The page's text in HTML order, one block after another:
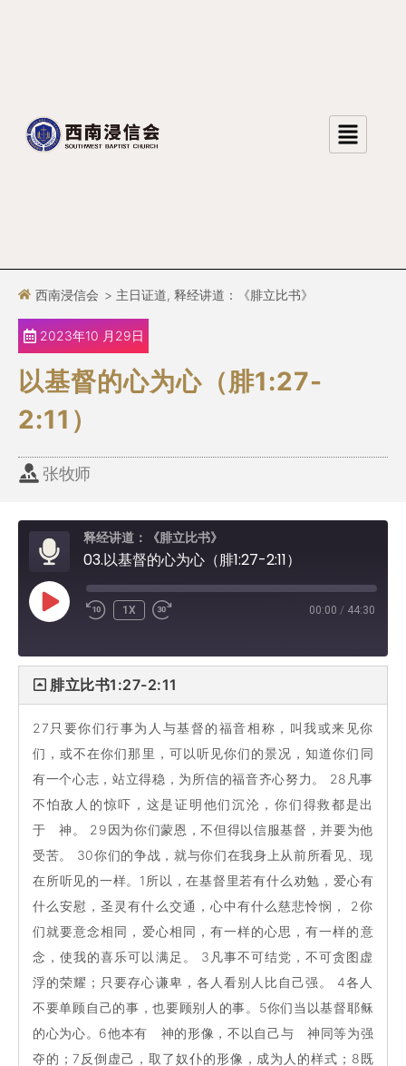
西南浸信会 > 主日证道, 释经讲道：《腓立比书》
2023年10 月29日
以基督的心为心（腓1:27-
2:11）
张牧师
释经讲道：《腓立比书》
03.以基督的心为心（腓1:27-2:11）
1X 00:00 / 44:30
腓立比书1:27-2:11
27只要你们行事为人与基督的福音相称，叫我或来见你
们，或不在你们那里，可以听见你们的景况，知道你们同
有一个心志，站立得稳，为所信的福音齐心努力。 28凡事
不怕敌人的惊吓，这是证明他们沉沦，你们得救都是出
于 神。 29因为你们蒙恩，不但得以信服基督，并要为他
受苦。 30你们的争战，就与你们在我身上从前所看见、现
在所听见的一样。1所以，在基督里若有什么劝勉，爱心有
什么安慰，圣灵有什么交通，心中有什么慈悲怜悯， 2你
们就要意念相同，爱心相同，有一样的心思，有一样的意
念，使我的喜乐可以满足。 3凡事不可结党，不可贪图虚
浮的荣耀；只要存心谦卑，各人看别人比自己强。 4各人
不要单顾自己的事，也要顾别人的事。5你们当以基督耶稣
的心为心。6他本有 神的形像，不以自己与 神同等为强
夺的；7反倒虚己，取了奴仆的形像，成为人的样式；8既